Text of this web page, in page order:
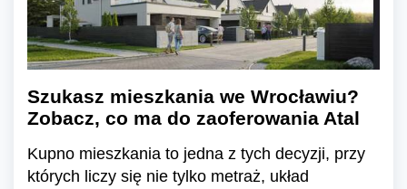
Szukasz mieszkania we Wrocławiu?
Zobacz, co ma do zaoferowania Atal
Kupno mieszkania to jedna z tych decyzji, przy
których liczy się nie tylko metraż, układ